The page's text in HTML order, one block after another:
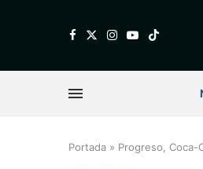
Portada » Progreso, Coca-